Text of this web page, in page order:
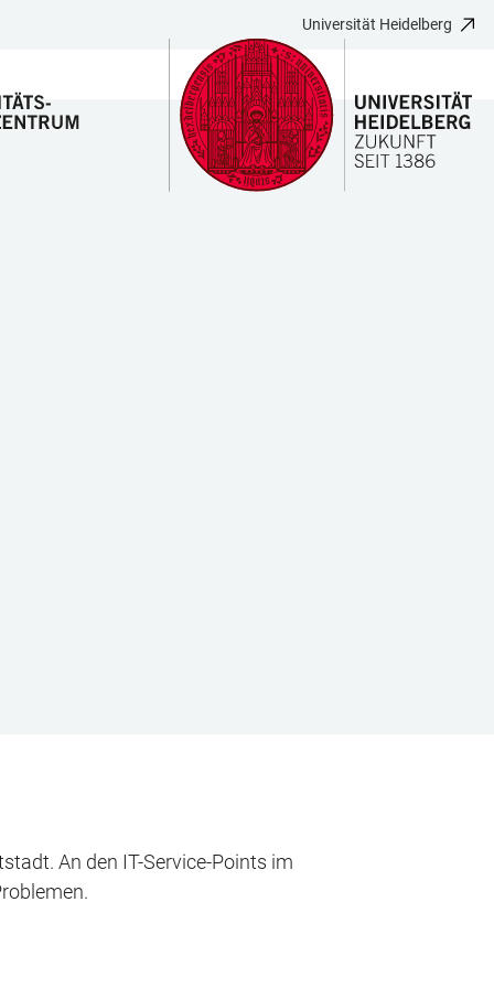
Universität Heidelberg
An den IT-Service-Points im